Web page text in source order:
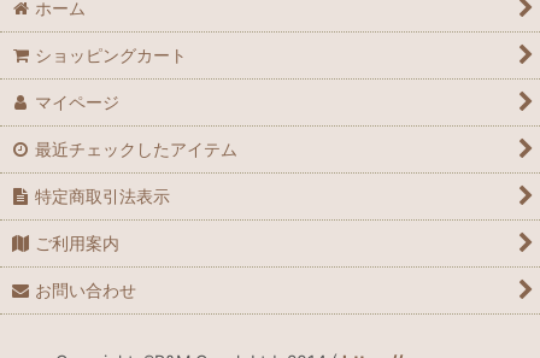
ホーム
ショッピングカート
マイページ
最近チェックしたアイテム
特定商取引法表示
ご利用案内
お問い合わせ